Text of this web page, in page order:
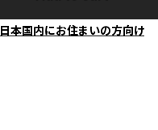
日本国内にお住まいの方向け